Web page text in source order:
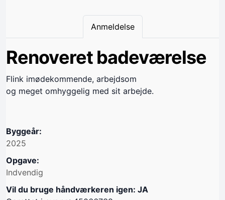
Anmeldelse
Renoveret badeværelse
Flink imødekommende, arbejdsom
og meget omhyggelig med sit arbejde.
Byggeår:
2025
Opgave:
Indvendig
Vil du bruge håndværkeren igen: JA